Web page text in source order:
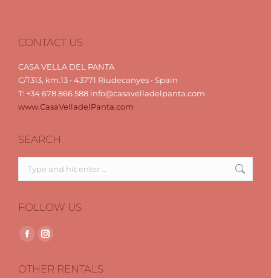
CONTACT US
CASA VELLA DEL PANTA
C/T313, km.13 • 43771 Riudecanyes • Spain
T: +34 678 866 588 info@casavelladelpanta.com
www.CasaVelladelPanta.com
SEARCH
FOLLOW US
Find us on:
Facebook
opens
Instagram
opens
OTHER RENTALS